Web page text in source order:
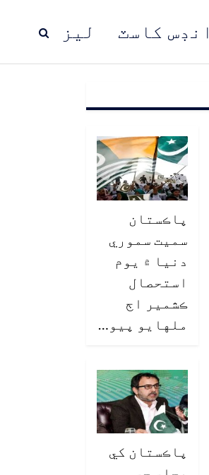
ليز انڊس کاسٽ
پاڪستان
سميت سموري
دنيا ۾ يوم
استحصال
ڪشمير اڄ
ملهايو پيو…
پاڪستان کي